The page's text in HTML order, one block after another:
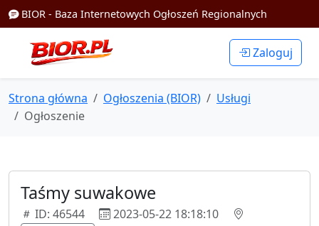
BIOR - Baza Internetowych Ogłoszeń Regionalnych
Zaloguj
Strona główna Ogłoszenia (BIOR)
Usługi
Ogłoszenie
Taśmy suwakowe
ID: 46544 2023-05-22 18:18:10